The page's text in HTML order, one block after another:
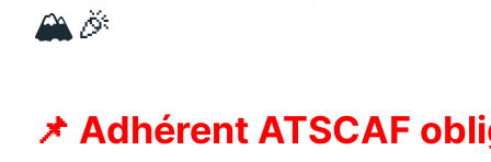
🏔️🎉
📌 Adhérent ATSCAF